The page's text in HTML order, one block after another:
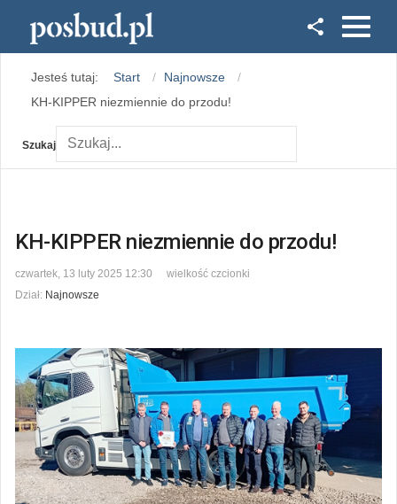
Instagram
Jesteś tutaj: Start
Najnowsze
KH-KIPPER niezmiennie do przodu!
Szukaj
KH-KIPPER niezmiennie do przodu!
czwartek, 13 luty 2025 12:30
wielkość czcionki
Dział: Najnowsze